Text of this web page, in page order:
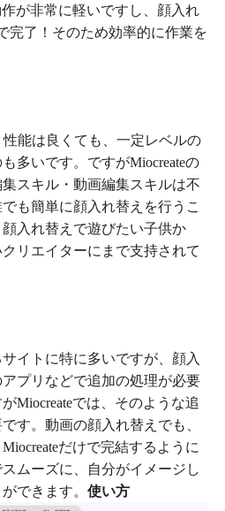
が非常に軽いですし、顔入れ
完了！そのため効率的に作業を
能は良くても、一定レベルの
多いです。ですがMiocreateの
スキル・動画編集スキルは不
も簡単に顔入れ替えを行うこ
入れ替えで遊びたい子供か
リエイターにまで支持されて
イトに特に多いですが、顔入
プリなどで追加の処理が必要
Miocreateでは、そのような追
す。動画の顔入れ替えでも、
だけで完結するように
ムーズに、自分がイメージし
できます。 使い方